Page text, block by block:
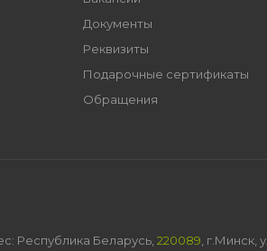
Документы
Реквизиты
Подарочные сертификаты
Обращения
Республика Беларусь, 220089 ,